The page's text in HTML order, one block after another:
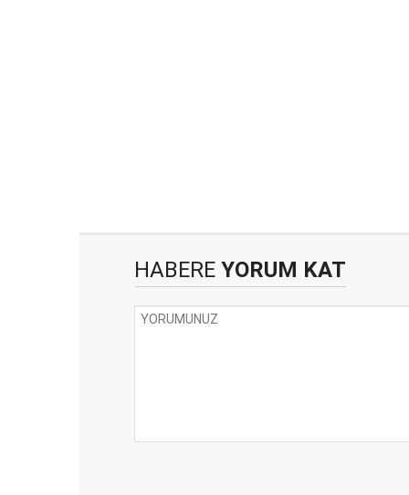
HABERE YORUM KAT